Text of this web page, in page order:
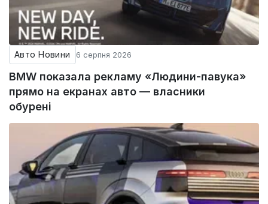
Авто Новини 6 серпня 2026
BMW показала рекламу «Людини-павука»
прямо на екранах авто — власники
обурені